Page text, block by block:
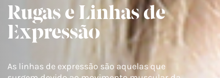
Rugas e Linhas de
Expressão
As linhas de expressão são aquelas que